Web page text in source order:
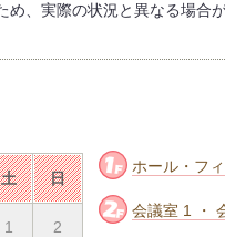
め、実際の状況と異なる場合
土 日
1 2
ホール・フ
会議室 1 ・